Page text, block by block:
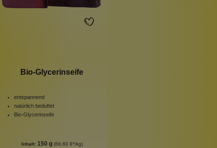
Bio-Glycerinseife
entspannend
natürlich beduftet
Bio-Glycerinseife
Inhalt: 150 g (66,60 €*/kg)